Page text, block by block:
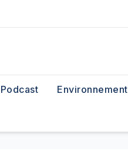
Podcast Environnement